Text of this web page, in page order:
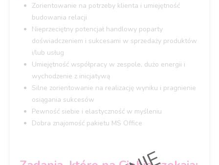
Zorientowanie na potrzeby klienta i umiejętność
budowania relacji
Nieprzeciętny potencjał handlowy poparty
doświadczeniem i sukcesami w sprzedaży produktów
i/lub usług
Umiejętność współpracy w zespole, dużo energii i
wychodzenie z inicjatywą
Silne zorientowanie na realizację wyniku i pragnienie
osiągania sukcesów
Pewność siebie i elastyczność w myśleniu
Dobra znajomość pakietu MS Office